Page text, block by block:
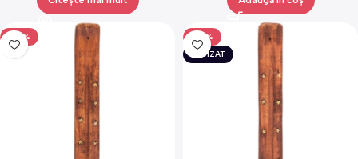
-50%
-50%
EPUIZAT